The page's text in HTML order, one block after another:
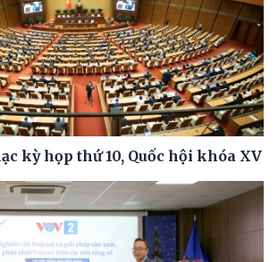
kỳ họp thứ 10, Quốc hội khóa XV